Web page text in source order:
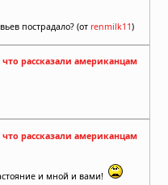
пострадало? (от renmilk11)
рассказали американцам
рассказали американцам
и мной и вами!